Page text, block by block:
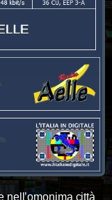
nell’omonima città